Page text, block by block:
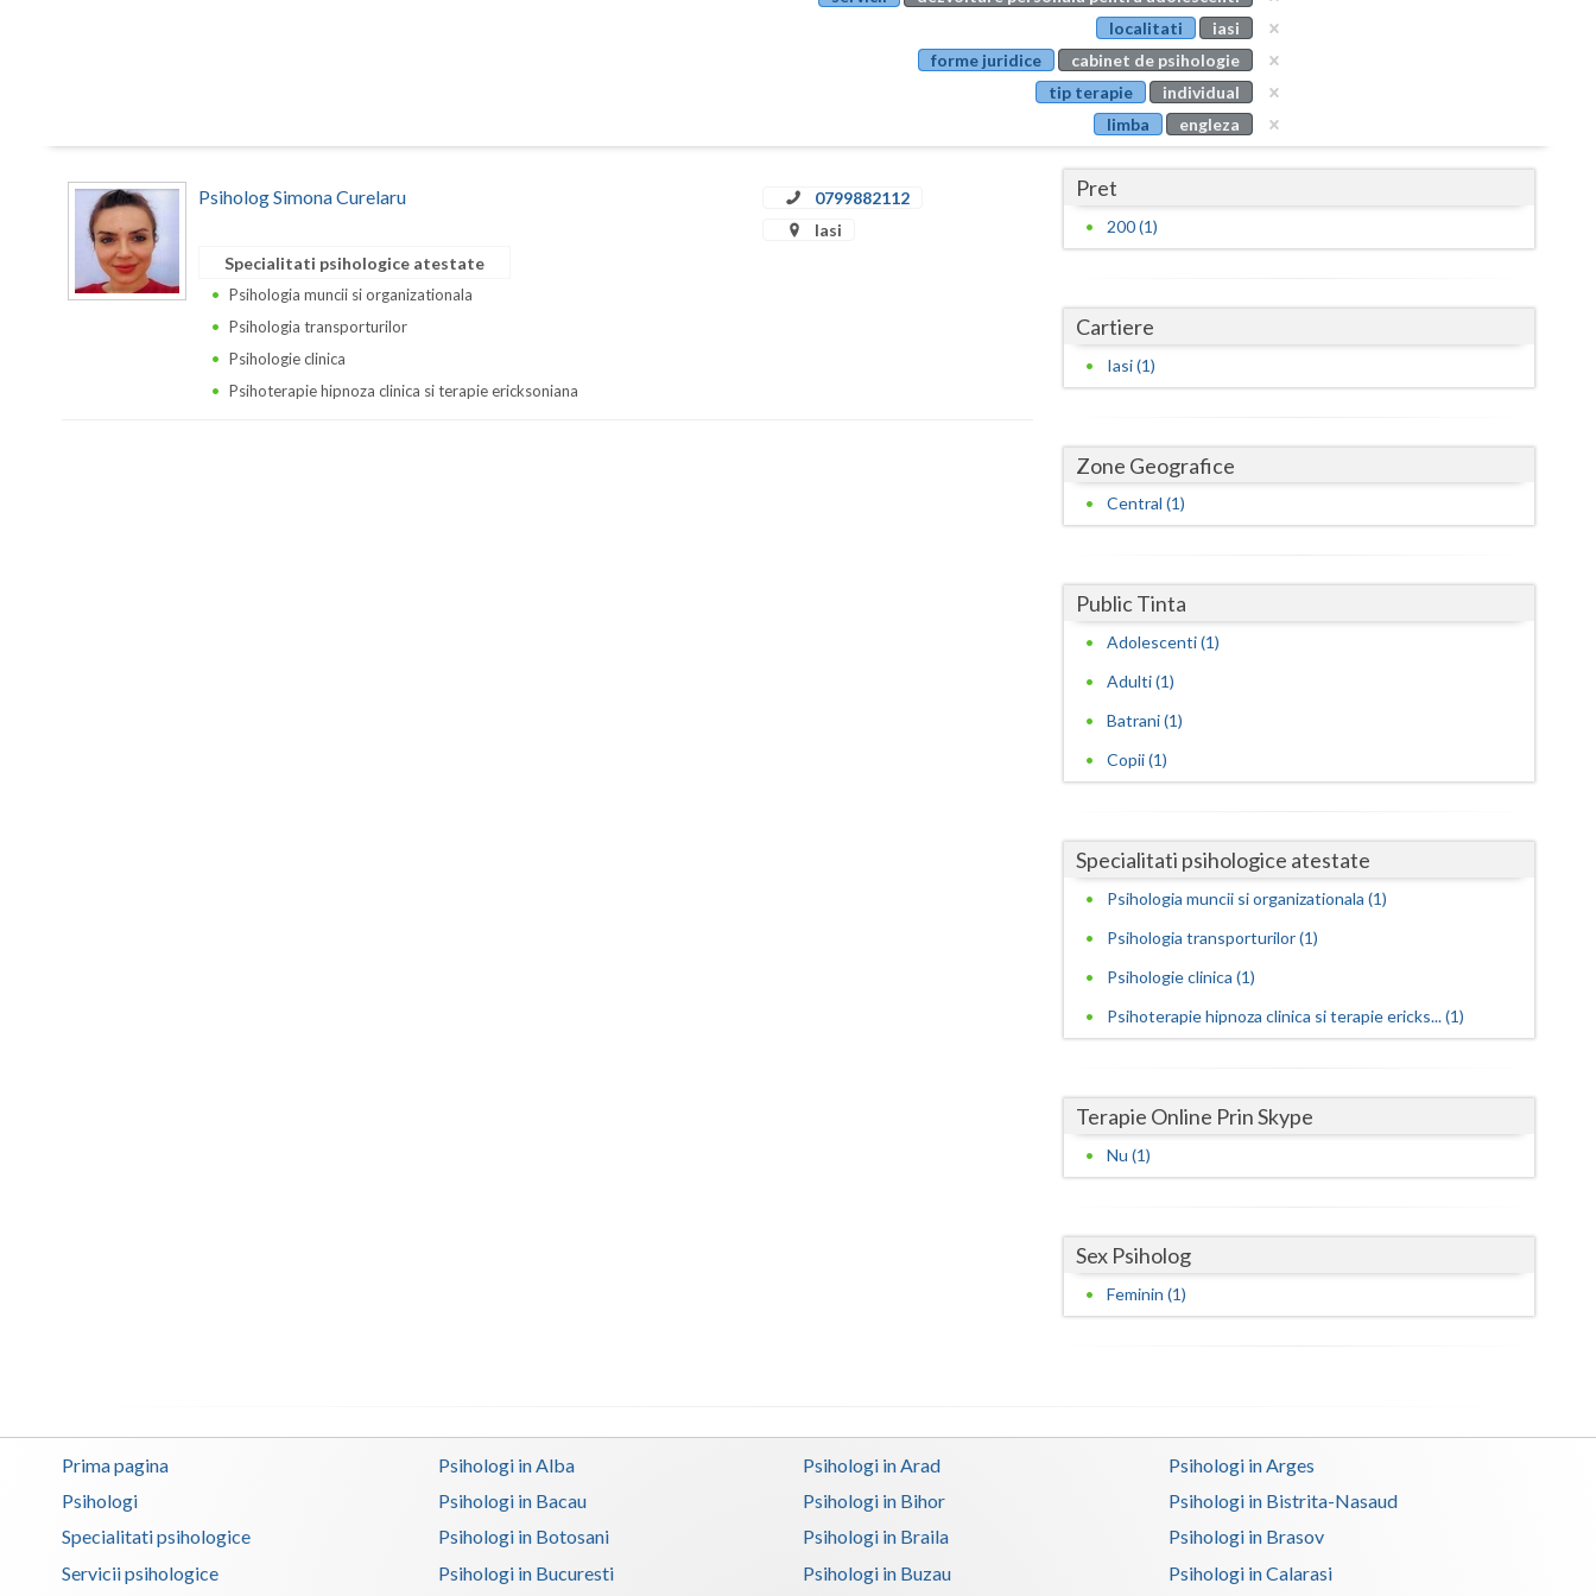
Buzau
Calarasi
Caras-Severin
Covasna
Dolj
Galati
Giurgiu
Gorj
Hunedoara
Mures
Prahova
Satu-Mare
Vaslui
localitati
iasi
forme juridice
cabinet de psihologie
tip terapie
individual
limba
engleza
Psiholog Simona Curelaru
0799882112
Iasi
Specialitati psihologice atestate
Psihologia muncii si organizationala
Psihologia transporturilor
Psihologie clinica
Psihoterapie hipnoza clinica si terapie ericksoniana
Pret
200 (1)
Cartiere
Iasi (1)
Zone Geografice
Central (1)
Public Tinta
Adolescenti (1)
Adulti (1)
Batrani (1)
Copii (1)
Specialitati psihologice atestate
Psihologia muncii si organizationala (1)
Psihologia transporturilor (1)
Psihologie clinica (1)
Psihoterapie hipnoza clinica si terapie ericks... (1)
Terapie Online Prin Skype
Nu (1)
Sex Psiholog
Feminin (1)
Prima pagina
Psihologi
Specialitati psihologice
Servicii psihologice
Psihologi in Alba Psihologi in Arad
Psihologi in Arges
Psihologi in Bacau
Psihologi in Bihor
Psihologi in Bistrita-Nasaud
Psihologi in Botosani
Psihologi in Braila
Psihologi in Brasov
Psihologi in Bucuresti
Psihologi in Buzau Psihologi in Calarasi